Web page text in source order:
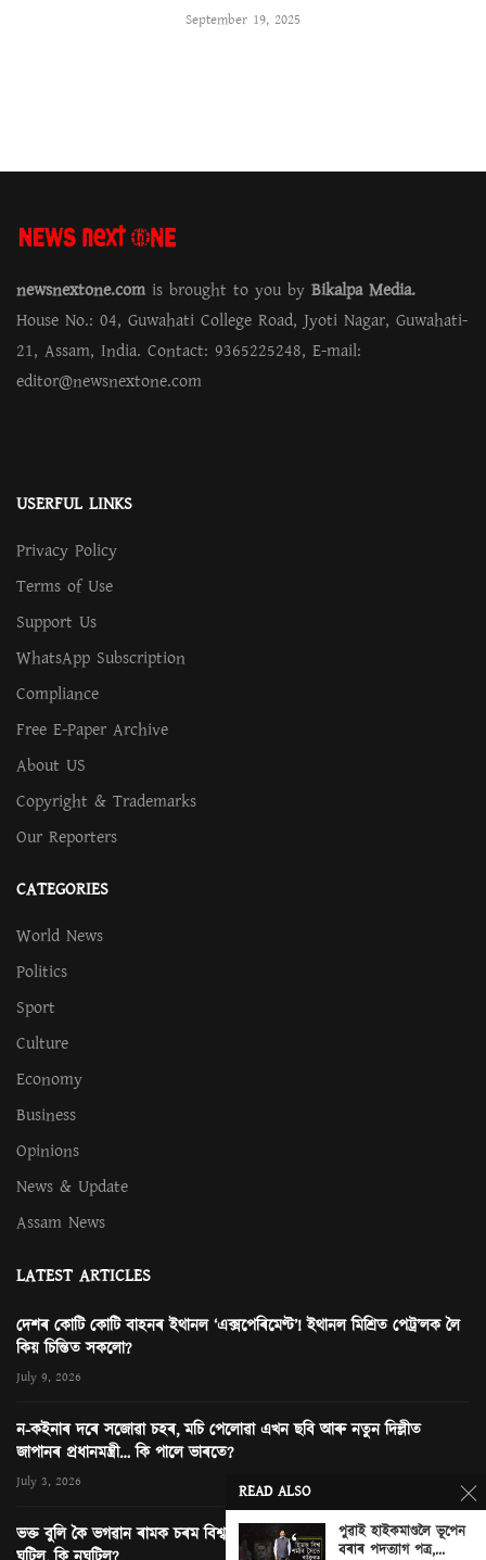
September 19, 2025
newsnextone.com is brought to you by Bikalpa Media.
House No.: 04, Guwahati College Road, Jyoti Nagar, Guwahati-
21, Assam, India. Contact: 9365225248, E-mail:
editor@newsnextone.com
USERFUL LINKS
Privacy Policy
Terms of Use
Support Us
WhatsApp Subscription
Compliance
Free E-Paper Archive
About US
Copyright & Trademarks
Our Reporters
CATEGORIES
World News
Politics
Sport
Culture
Economy
Business
Opinions
News & Update
Assam News
LATEST ARTICLES
দেশৰ কোটি কোটি বাহনৰ ইথানল ‘এক্সপেৰিমেণ্ট’! ইথানল মিশ্ৰিত পেট্ৰ’লক লৈ
কিয় চিন্তিত সকলো?
July 9, 2026
ন-কইনাৰ দৰে সজোৱা চহৰ, মচি পেলোৱা এখন ছবি আৰু নতুন দিল্লীত
জাপানৰ প্ৰধানমন্ত্ৰী… কি পালে ভাৰতে?
July 3, 2026
ভক্ত বুলি কৈ ভগৱান ৰামক চৰম বিশ্বাসঘাটকতা! অযোধ্যাৰ ৰাম মন্দিৰত কি
READ ALSO
পুৱাই হাইকমাণ্ডলৈ ভূপেন
বৰাৰ পদত্যাগ পত্ৰ,...